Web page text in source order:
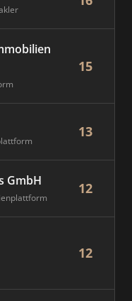
15
13
GmbH 12
12